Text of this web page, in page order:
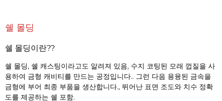
쉘 몰딩
쉘 몰딩이란??
쉘 몰딩, 쉘 캐스팅이라고도 알려져 있음, 수지 코팅된 모래 껍질을 사
용하여 금형 캐비티를 만드는 공정입니다.. 그런 다음 용융된 금속을
금형에 부어 최종 부품을 생산합니다., 뛰어난 표면 조도와 치수 정확
도를 제공하는 쉘 포함.